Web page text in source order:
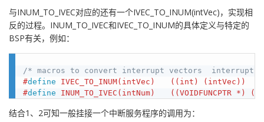
与INUM_TO_IVEC对应的还有一个IVEC_TO_INUM(intVec)，实现相
反的过程。INUM_TO_IVEC和IVEC_TO_INUM的具体定义与特定的
BSP有关，例如：
/* macros to convert interrupt vectors  interrupt
#define IVEC_TO_INUM(intVec)　　((int) (intVec))
#define INUM_TO_IVEC(intNum)　　((VOIDFUNCPTR *)
结合1、2可知一般挂接一个中断服务程序的调用为：